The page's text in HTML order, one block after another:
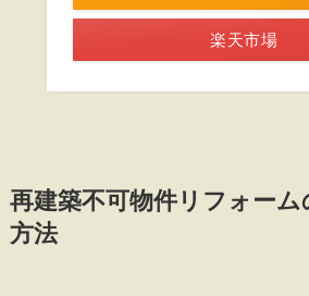
楽天市場
再建築不可物件リフォーム
方法